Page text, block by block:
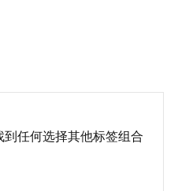
到任何选择其他标签组合